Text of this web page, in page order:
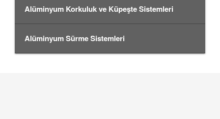
Alüminyum Korkuluk ve Küpeşte Sistemleri
Alüminyum Sürme Sistemleri